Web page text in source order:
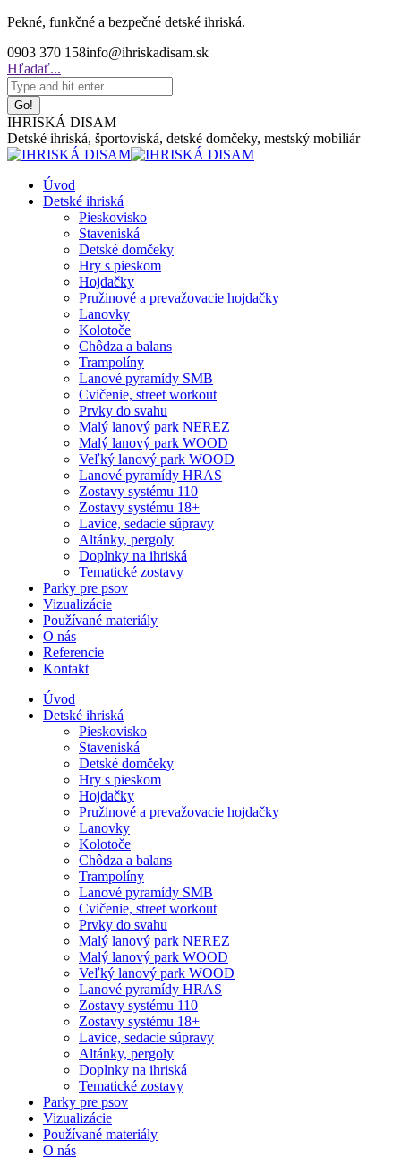
Skip
content
Pekné, funkčné a bezpečné detské ihriská.
0903 370 158info@ihriskadisam.sk
Search:
Hľadať...
IHRISKÁ DISAM
Detské ihriská, športoviská, detské domčeky, mestský mobiliár
Úvod
Detské ihriská
Pieskovisko
Staveniská
Detské domčeky
Hry s pieskom
Hojdačky
Pružinové a prevažovacie hojdačky
Lanovky
Kolotoče
Chôdza a balans
Trampolíny
Lanové pyramídy SMB
Cvičenie, street workout
Prvky do svahu
Malý lanový park NEREZ
Malý lanový park WOOD
Veľký lanový park WOOD
Lanové pyramídy HRAS
Zostavy systému 110
Zostavy systému 18+
Lavice, sedacie súpravy
Altánky, pergoly
Doplnky na ihriská
Tematické zostavy
Parky pre psov
Vizualizácie
Používané materiály
O nás
Referencie
Kontakt
Úvod
Detské ihriská
Pieskovisko
Staveniská
Detské domčeky
Hry s pieskom
Hojdačky
Pružinové a prevažovacie hojdačky
Lanovky
Kolotoče
Chôdza a balans
Trampolíny
Lanové pyramídy SMB
Cvičenie, street workout
Prvky do svahu
Malý lanový park NEREZ
Malý lanový park WOOD
Veľký lanový park WOOD
Lanové pyramídy HRAS
Zostavy systému 110
Zostavy systému 18+
Lavice, sedacie súpravy
Altánky, pergoly
Doplnky na ihriská
Tematické zostavy
Parky pre psov
Vizualizácie
Používané materiály
O nás